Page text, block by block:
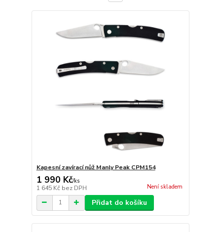
Kapesní zavírací nůž Manly Peak CPM154
1 990 Kč/ks
1 645 Kč bez DPH Není skladem
Přidat do košíku